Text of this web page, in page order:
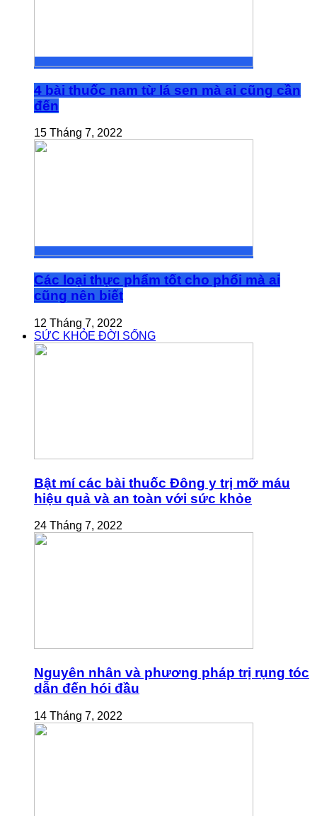
4 bài thuốc nam từ lá sen mà ai cũng cần
đến
15 Tháng 7, 2022
Các loại thực phẩm tốt cho phổi mà ai
cũng nên biết
12 Tháng 7, 2022
SỨC KHỎE ĐỜI SỐNG
Bật mí các bài thuốc Đông y trị mỡ máu
hiệu quả và an toàn với sức khỏe
24 Tháng 7, 2022
Nguyên nhân và phương pháp trị rụng tóc
dẫn đến hói đầu
14 Tháng 7, 2022